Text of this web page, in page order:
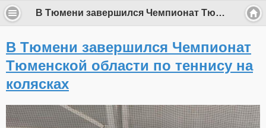
В Тюмени завершился Чемпионат Тюменской области по теннису на колясках
В Тюмени завершился Чемпионат
Тюменской области по теннису на
колясках